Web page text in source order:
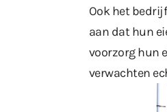
Ook het bedrijf
aan dat hun
voorzorg hun
verwachten